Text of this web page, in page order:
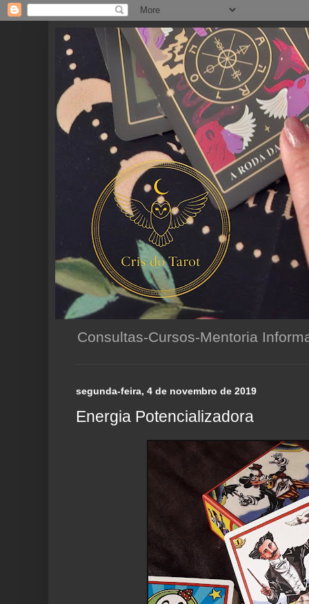
Consultas-Cursos-Mentoria
segunda-feira, 4 de novembro de 2019
Energia Potencializadora